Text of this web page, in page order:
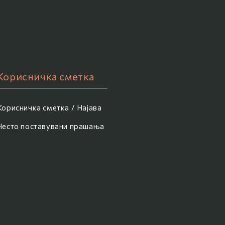
сметка
сметка / Најава
поставувани прашања